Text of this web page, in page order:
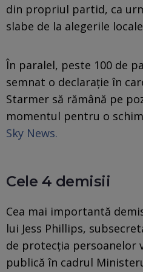
din propriul partid, ca
slabe de la alegerile
În paralel, peste 100 de
semnat o declarație în
Starmer să rămână pe
momentul pentru o
Sky News.
Cele 4 demisii
Cea mai importantă
lui Jess Phillips,
de protecția persoanelor
publică în cadrul